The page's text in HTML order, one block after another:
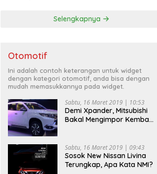
Selengkapnya
Otomotif
Ini adalah contoh keterangan untuk widget
dengan kategori otomotif, anda bisa dengan
mudah memasukkannya pada widget.
Sabtu, 16 Maret 2019 | 10:53
Demi Xpander, Mitsubishi
Bakal Mengimpor Kembali
Sabtu, 16 Maret 2019 | 09:43
Sosok New Nissan Livina
Terungkap, Apa Kata NMI?